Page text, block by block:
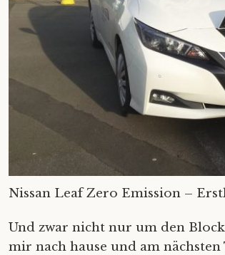
Nissan Leaf Zero Emission –
Und zwar nicht nur um den
mir nach hause und am